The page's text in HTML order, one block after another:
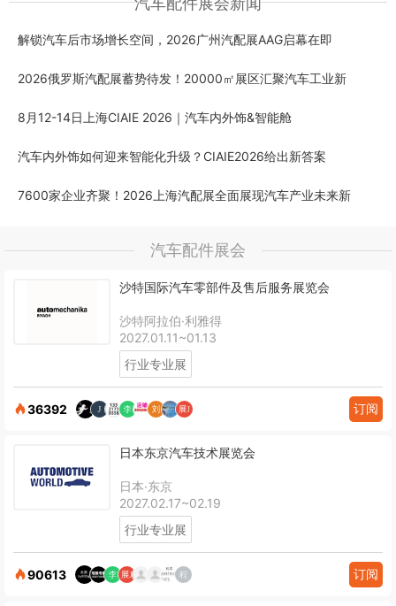
解锁汽车后市场增长空间，2026广州汽配展AAG启幕在即
2026俄罗斯汽配展蓄势待发！20000㎡展区汇聚汽车工业新
8月12-14日上海CIAIE 2026｜汽车内外饰&智能舱
汽车内外饰如何迎来智能化升级？CIAIE2026给出新答案
7600家企业齐聚！2026上海汽配展全面展现汽车产业未来新
汽车配件展会
沙特国际汽车零部件及售后服务展览会
沙特阿拉伯·利雅得
2027.01.11~01.13
行业专业展
36392 订阅
日本东京汽车技术展览会
日本·东京
2027.02.17~02.19
行业专业展
90613 订阅